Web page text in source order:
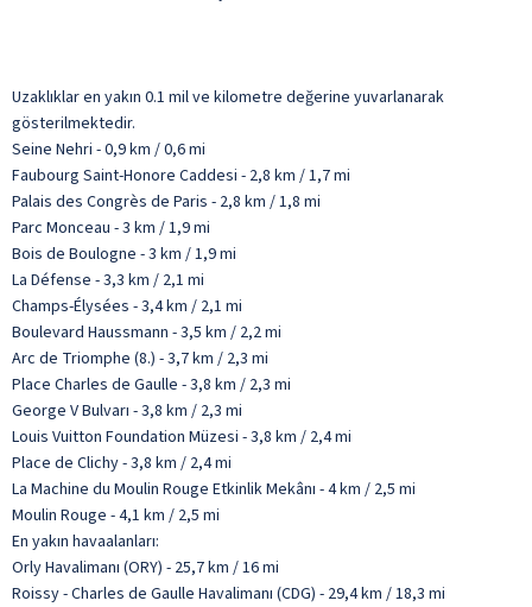
Uzaklıklar en yakın 0.1 mil ve kilometre değerine yuvarlanarak
gösterilmektedir.
Seine Nehri - 0,9 km / 0,6 mi
Faubourg Saint-Honore Caddesi - 2,8 km / 1,7 mi
Palais des Congrès de Paris - 2,8 km / 1,8 mi
Parc Monceau - 3 km / 1,9 mi
Bois de Boulogne - 3 km / 1,9 mi
La Défense - 3,3 km / 2,1 mi
Champs-Élysées - 3,4 km / 2,1 mi
Boulevard Haussmann - 3,5 km / 2,2 mi
Arc de Triomphe (8.) - 3,7 km / 2,3 mi
Place Charles de Gaulle - 3,8 km / 2,3 mi
George V Bulvarı - 3,8 km / 2,3 mi
Louis Vuitton Foundation Müzesi - 3,8 km / 2,4 mi
Place de Clichy - 3,8 km / 2,4 mi
La Machine du Moulin Rouge Etkinlik Mekânı - 4 km / 2,5 mi
Moulin Rouge - 4,1 km / 2,5 mi
En yakın havaalanları:
Orly Havalimanı (ORY) - 25,7 km / 16 mi
Roissy - Charles de Gaulle Havalimanı (CDG) - 29,4 km / 18,3 mi